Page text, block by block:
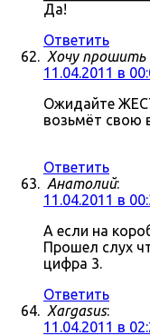
Да!
Ответить
Хочу прошить
11.04.2011 в
Ожидайте
возьмёт свою
Ответить
Анатолий:
11.04.2011 в
А если на
Прошел слух
цифра 3.
Ответить
Xargasus:
11.04.2011 в